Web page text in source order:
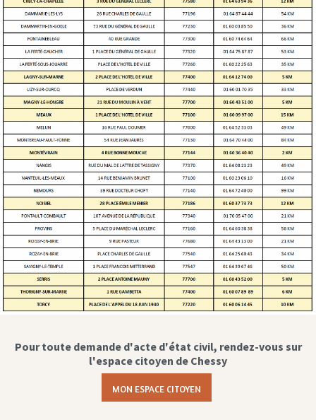
Pour toute demande d'acte d'état civil, rendez-vous sur
l'espace citoyen de Chessy
MON ESPACE CITOYEN